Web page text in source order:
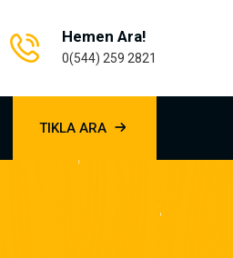
Hemen Ara!
0(544) 259 2821
TIKLA ARA